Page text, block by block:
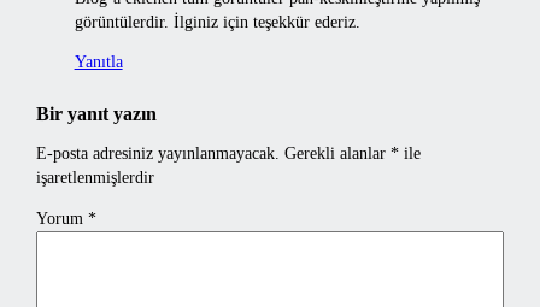
görüntülerdir. İlginiz için teşekkür ederiz.
Yanıtla
Bir yanıt yazın
E-posta adresiniz yayınlanmayacak. Gerekli alanlar *ile
işaretlenmişlerdir
Yorum *